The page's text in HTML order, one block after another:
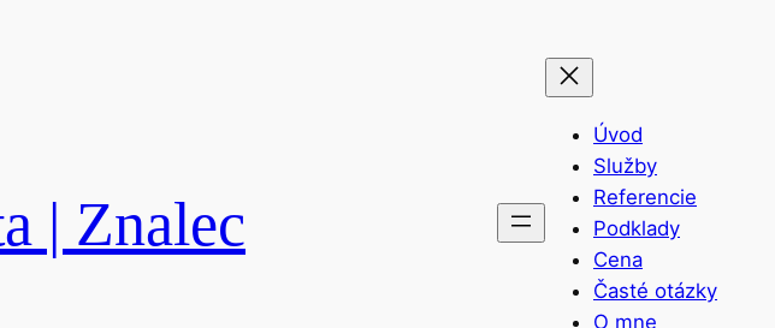
| Znalec
Úvod
Služby
Referencie
Podklady
Cena
Časté otázky
O mne